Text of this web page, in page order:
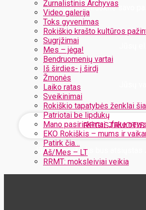
Žurnalistinis Archyvas
Video galerija
Toks gyvenimas
Rokiškio krašto kultūros
Sugrįžimai
Mes – jėga!
Bendruomenių vartai
Iš širdies- į širdį
Žmonės
Laiko ratas
Sveikinimai
Rokiškio tapatybės ženklai
Patriotai be lipdukų
Mano pasirinkimai: „fake
EKO Rokiškis – mums ir
Patirk čia…
Aš/Mes – LT
RRMT: moksleiviai veikia
Užregistruokite savo
Jūsų slaptažodis bus atsiųstas